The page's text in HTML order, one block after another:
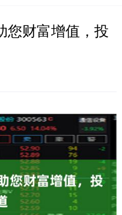
您财富增值，投